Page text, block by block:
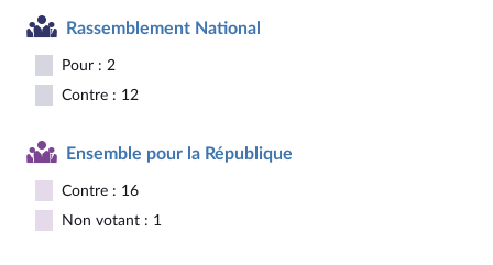
Rassemblement National
Pour : 2
Contre : 12
Ensemble pour la République
Contre : 16
Non votant : 1